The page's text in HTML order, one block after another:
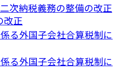
次納税義務の整備の改正
改正
る外国子会社合算税制に
る外国子会社合算税制に